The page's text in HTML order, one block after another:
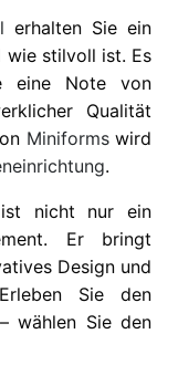
erhalten Sie ein
wie stilvoll ist. Es
eine Note von
Qualität
Miniformswird
.
ist nicht nur ein
Er bringt
Design und
Sie den
wählen Sie den